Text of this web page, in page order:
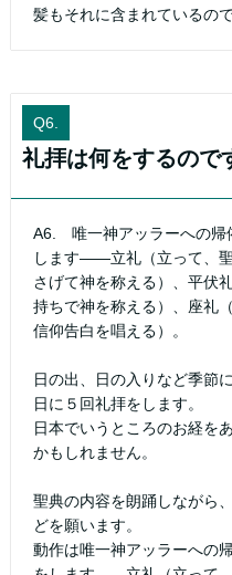
髪もそれに含まれているの
Q6.
礼拝は何をするので
A6. 唯一神アッラーへの帰
します――立礼（立って、
さげて神を称える）、平伏
持ちで神を称える）、座礼
信仰告白を唱える）。
日の出、日の入りなど季節
日に５回礼拝をします。
日本でいうところのお経を
かもしれません。
聖典の内容を朗踊しながら
どを願います。
動作は唯一神アッラーへの